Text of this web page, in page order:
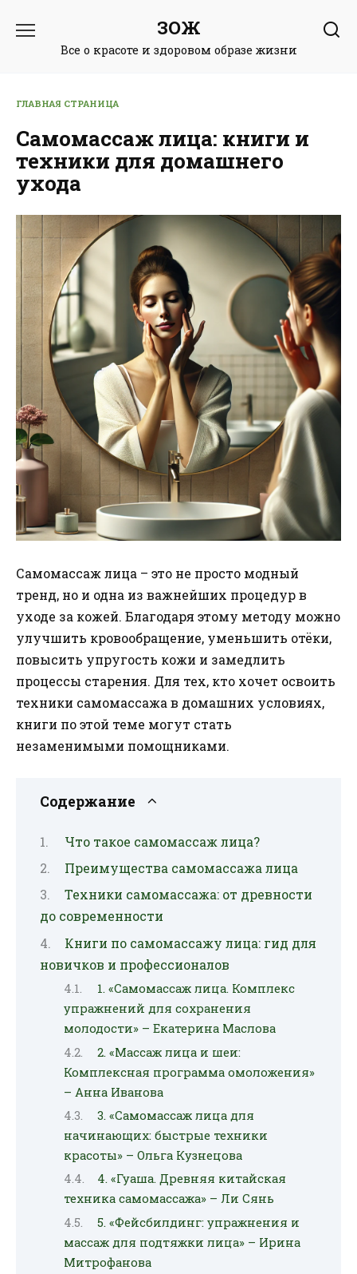
содержанию
ЗОЖ
Все о красоте и здоровом образе жизни
ГЛАВНАЯ СТРАНИЦА
Самомассаж лица: книги и
техники для домашнего
ухода
Самомассаж лица – это не просто модный
тренд, но и одна из важнейших процедур в
уходе за кожей. Благодаря этому методу можно
улучшить кровообращение, уменьшить отёки,
повысить упругость кожи и замедлить
процессы старения. Для тех, кто хочет освоить
техники самомассажа в домашних условиях,
книги по этой теме могут стать
незаменимыми помощниками.
Содержание
Что такое самомассаж лица?
Преимущества самомассажа лица
Техники самомассажа: от древности
до современности
Книги по самомассажу лица: гид для
новичков и профессионалов
1. «Самомассаж лица. Комплекс
упражнений для сохранения
молодости» – Екатерина Маслова
2. «Массаж лица и шеи:
Комплексная программа омоложения»
– Анна Иванова
3. «Самомассаж лица для
начинающих: быстрые техники
красоты» – Ольга Кузнецова
4. «Гуаша. Древняя китайская
техника самомассажа» – Ли Сянь
5. «Фейсбилдинг: упражнения и
массаж для подтяжки лица» – Ирина
Митрофанова